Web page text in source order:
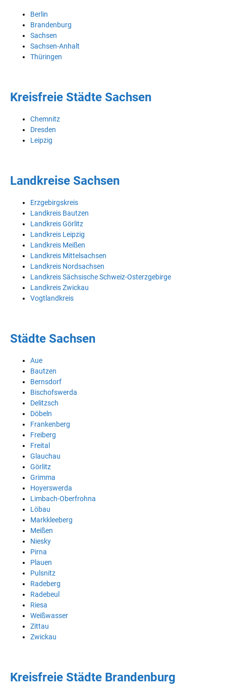
Berlin
Brandenburg
Sachsen
Sachsen-Anhalt
Thüringen
Kreisfreie Städte Sachsen
Chemnitz
Dresden
Leipzig
Landkreise Sachsen
Erzgebirgskreis
Landkreis Bautzen
Landkreis Görlitz
Landkreis Leipzig
Landkreis Meißen
Landkreis Mittelsachsen
Landkreis Nordsachsen
Landkreis Sächsische Schweiz-Osterzgebirge
Landkreis Zwickau
Vogtlandkreis
Städte Sachsen
Aue
Bautzen
Bernsdorf
Bischofswerda
Delitzsch
Döbeln
Frankenberg
Freiberg
Freital
Glauchau
Görlitz
Grimma
Hoyerswerda
Limbach-Oberfrohna
Löbau
Markkleeberg
Meißen
Niesky
Pirna
Plauen
Pulsnitz
Radeberg
Radebeul
Riesa
Weißwasser
Zittau
Zwickau
Kreisfreie Städte Brandenburg